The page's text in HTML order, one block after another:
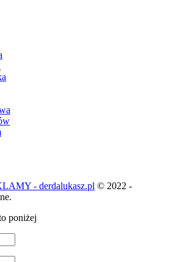
- derdalukasz.pl © 2022 -
poniżej